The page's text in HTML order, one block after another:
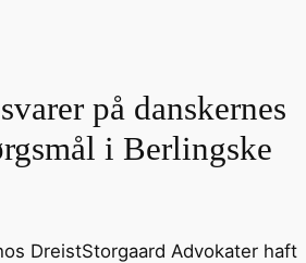
på danskernes
i Berlingske
DreistStorgaard Advokater haft